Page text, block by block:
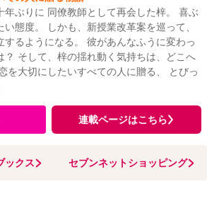
年ぶりに 同僚教師として再会した梓。 喜ぶ
態度。 しかも、新授業改革案を巡って、
するようになる。 彼があんなふうに変わっ
？ そして、梓の揺れ動く気持ちは、どこへ
を大切にしたいすべての人に贈る、 とびっ
連載ページはこちら
ックス セブンネットショッピング